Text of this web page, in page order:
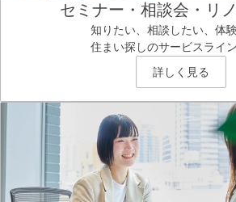
セミナー・相談会・リ
知りたい、相談したい、体
住まい探しのサービスライ
詳しく見る